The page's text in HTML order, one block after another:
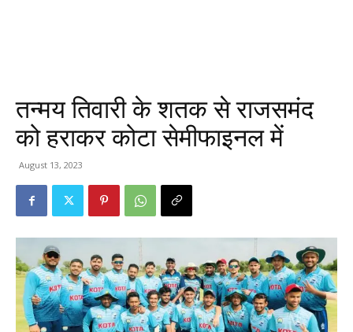
तन्मय तिवारी के शतक से राजसमंद
को हराकर कोटा सेमीफाइनल में
August 13, 2023